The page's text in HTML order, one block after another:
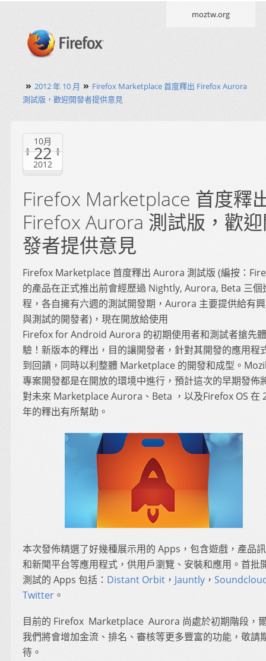
moztw.org
» 2012 年 10 月 » Firefox Marketplace 首度釋出 Firefox Aurora
測試版，歡迎開發者提供意見
10月
22
2012
Firefox Marketplace 首度釋
Firefox Aurora 測試版，歡
發者提供意見
Firefox Marketplace 首度釋出 Aurora 測試版 (編按：
的產品在正式推出前會經歷過 Nightly, Aurora, Beta 三個
程，各自擁有六週的測試開發期，Aurora 主要提供給有
與測試的開發者)，現在開放給使用
Firefox for Android Aurora 的初期使用者和測試者搶先體
驗！新版本的釋出，目的讓開發者，針對其開發的應用程
到回饋，同時以利整體 Marketplace 的開發和成型。
專案開發都是在開放的環境中進行，預計這次的早期發佈
對未來 Marketplace Aurora、Beta ，以及Firefox OS 在
年的釋出有所幫助。
本次發佈精選了好幾種展示用的 Apps，包含遊戲，產品
和新聞平台等應用程式，供用戶瀏覽、安裝和應用。首批
測試的 Apps 包括： Distant Orbit ， Jauntly ，
Twitter 。
目前的 Firefox Marketplace Aurora 尚處於初期階段，
我們將會增加金流、排名、審核等更多豐富的功能，敬請
待。